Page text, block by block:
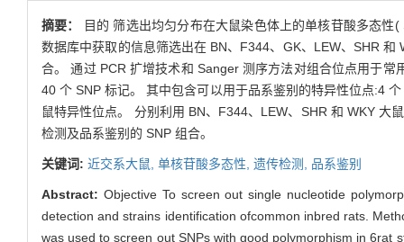
摘要：
目的 筛选出均匀分布在大鼠染色体上的单核苷酸多态
数据库中获取的信息筛选出在 BN、F344、GK、LEW、SHR
合。 通过 PCR 扩增技术和 Sanger 测序方法对组合位点用于
40 个 SNP 标记。 其中包含可以用于品系鉴别的特异性位点:4
鼠特异性位点。 分别利用 BN、F344、LEW、SHR 和 WKY 大
检测及品系鉴别的 SNP 组合。
关键词: 近交系大鼠, 单核苷酸多态性, 遗传检测, 品系鉴别
Abstract: Objective To screen out single nucleotide
detection and strains identification ofcommon inbred rats.
was used to screen out SNPs with good polymorphism in 6rat